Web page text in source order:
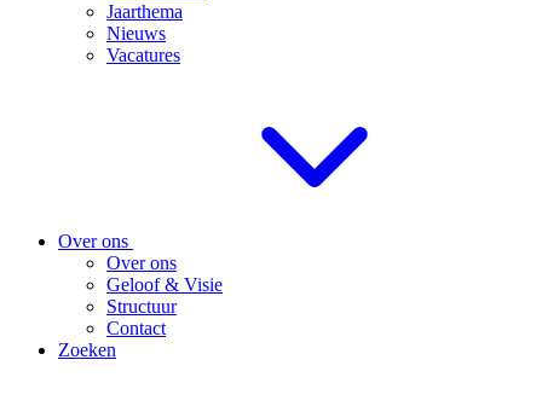
Jaarthema
Nieuws
Vacatures
Over ons
Over ons
Geloof & Visie
Structuur
Contact
Zoeken